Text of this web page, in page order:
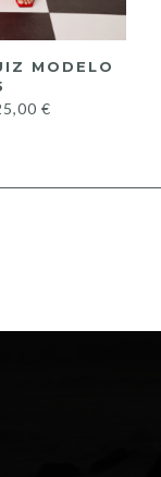
MODELO
€